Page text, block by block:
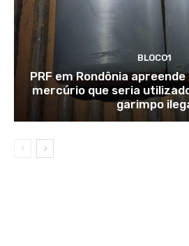
BLOCO1
PRF em Rondônia
mercúrio que seria
garimpo